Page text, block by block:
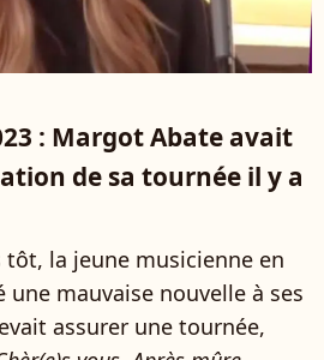
: Margot Abate avait
de sa tournée il y a
la jeune musicienne en
une mauvaise nouvelle à ses
assurer une tournée,